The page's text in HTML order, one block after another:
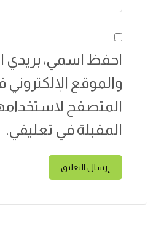
احفظ اسمي، بريدي
والموقع
المتصفح
المقبلة في تعليقي.